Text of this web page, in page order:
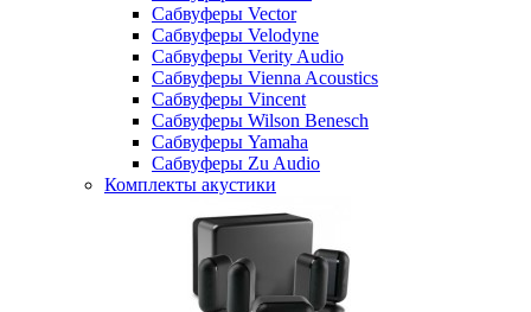
Сабвуферы Vector
Сабвуферы Velodyne
Сабвуферы Verity Audio
Сабвуферы Vienna Acoustics
Сабвуферы Vincent
Сабвуферы Wilson Benesch
Сабвуферы Yamaha
Сабвуферы Zu Audio
Комплекты акустики